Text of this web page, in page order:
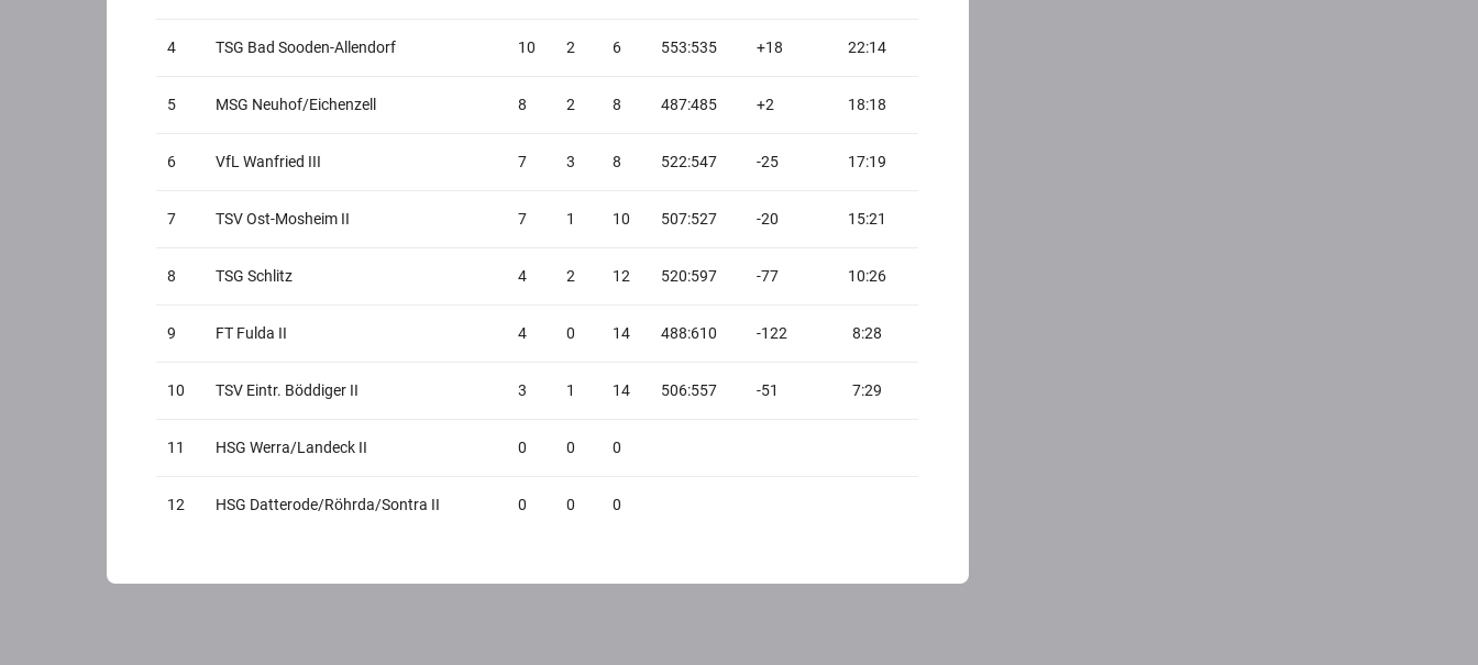
4 TSG Bad Sooden-Allendorf 10 2 6 553:535 +18 22:14
5 MSG Neuhof/Eichenzell 8 2 8 487:485 +2 18:18
6 VfL Wanfried III 7 3 8 522:547 -25 17:19
7 TSV Ost-Mosheim II 7 1 10 507:527 -20 15:21
8 TSG Schlitz 4 2 12 520:597 -77 10:26
9 FT Fulda II 4 0 14 488:610 -122 8:28
10 TSV Eintr. Böddiger II 3 1 14 506:557 -51 7:29
11 HSG Werra/Landeck II 0 0 0
12 HSG Datterode/Röhrda/Sontra II 0 0 0